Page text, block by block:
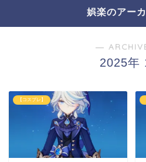
娯楽のアーカ
―
2025年
【コスプレ】